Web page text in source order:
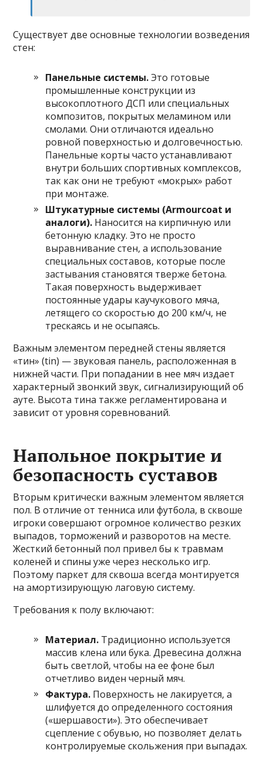
Существует две основные технологии возведения
стен:
Панельные системы.Это готовые
промышленные конструкции из
высокоплотного ДСП или специальных
композитов, покрытых меламином или
смолами. Они отличаются идеально
ровной поверхностью и долговечностью.
Панельные корты часто устанавливают
внутри больших спортивных комплексов,
так как они не требуют «мокрых» работ
при монтаже.
Штукатурные системы (Armourcoat и
аналоги). Наносится на кирпичную или
бетонную кладку. Это не просто
выравнивание стен, а использование
специальных составов, которые после
застывания становятся тверже бетона.
Такая поверхность выдерживает
постоянные удары каучукового мяча,
летящего со скоростью до 200 км/ч, не
трескаясь и не осыпаясь.
Важным элементом передней стены является
«тин» (tin) — звуковая панель, расположенная в
нижней части. При попадании в нее мяч издает
характерный звонкий звук, сигнализирующий об
ауте. Высота тина также регламентирована и
зависит от уровня соревнований.
Напольное покрытие и
безопасность суставов
Вторым критически важным элементом является
пол. В отличие от тенниса или футбола, в сквоше
игроки совершают огромное количество резких
выпадов, торможений и разворотов на месте.
Жесткий бетонный пол привел бы к травмам
коленей и спины уже через несколько игр.
Поэтому паркет для сквоша всегда монтируется
на амортизирующую лаговую систему.
Требования к полу включают:
Материал. Традиционно используется
массив клена или бука. Древесина должна
быть светлой, чтобы на ее фоне был
отчетливо виден черный мяч.
Фактура. Поверхность не лакируется, а
шлифуется до определенного состояния
(«шершавости»). Это обеспечивает
сцепление с обувью, но позволяет делать
контролируемые скольжения при выпадах.